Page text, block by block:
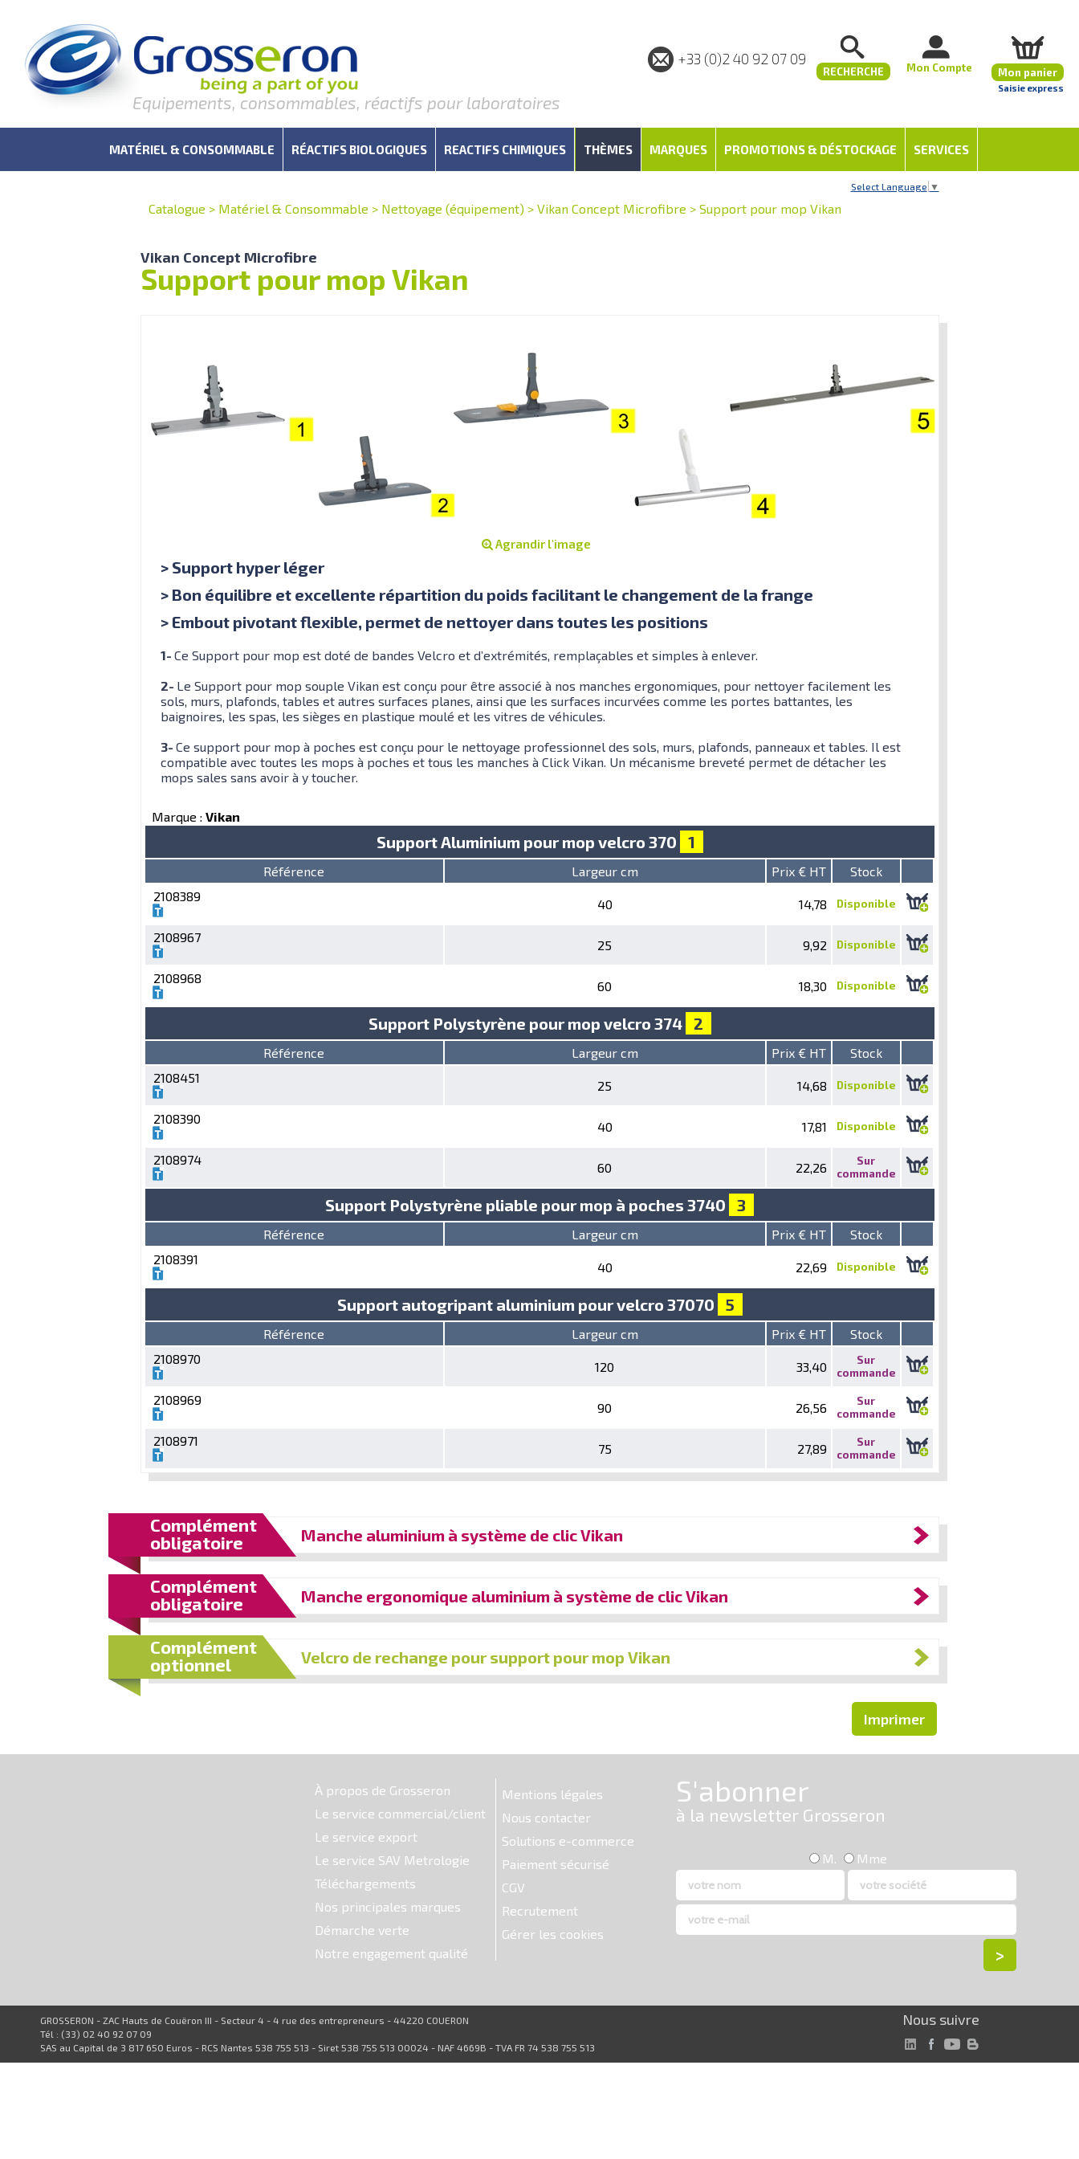
Equipements, consommables, réactifs pour laboratoires
+33 (0)2 40 92 07 09
RECHERCHE Mon Compte Mon panier
Saisie express
MATÉRIEL & CONSOMMABLE RÉACTIFS BIOLOGIQUES REACTIFS CHIMIQUES THÈMES MARQUES PROMOTIONS & DÉSTOCKAGE SERVICES
Select Language ▼
Catalogue > Matériel & Consommable > Nettoyage (équipement) > Vikan Concept Microfibre > Support pour mop Vikan
Vikan Concept Microfibre
Support pour mop Vikan
Agrandir l'image
> Support hyper léger
> Bon équilibre et excellente répartition du poids facilitant le changement de la frange
> Embout pivotant flexible, permet de nettoyer dans toutes les positions
1- Ce Support pour mop est doté de bandes Velcro et d’extrémités, remplaçables et simples à enlever.
2- Le Support pour mop souple Vikan est conçu pour être associé à nos manches ergonomiques, pour nettoyer facilement les
sols, murs, plafonds, tables et autres surfaces planes, ainsi que les surfaces incurvées comme les portes battantes, les
baignoires, les spas, les sièges en plastique moulé et les vitres de véhicules.
3- Ce support pour mop à poches est conçu pour le nettoyage professionnel des sols, murs, plafonds, panneaux et tables. Il est
compatible avec toutes les mops à poches et tous les manches à Click Vikan. Un mécanisme breveté permet de détacher les
mops sales sans avoir à y toucher.
Marque : Vikan
Support Aluminium pour mop velcro 370 1
Référence Largeur cm Prix € HT
Stock
2108389
40 14,78 Disponible
2108967
25 9,92 Disponible
2108968
60 18,30 Disponible
Support Polystyrène pour mop velcro 374 2
Référence Largeur cm Prix € HT
Stock
2108451
25 14,68 Disponible
2108390
40 17,81 Disponible
2108974
60 22,26
Sur
commande
Support Polystyrène pliable pour mop à poches 3740 3
Référence Largeur cm Prix € HT
Stock
2108391
40 22,69 Disponible
Support autogripant aluminium pour velcro 37070 5
Référence Largeur cm Prix € HT
Stock
2108970
120 33,40
Sur
commande
2108969
90 26,56
Sur
commande
2108971
75 27,89
Sur
commande
Complément
obligatoire
Manche aluminium à système de clic Vikan
Complément
obligatoire
Manche ergonomique aluminium à système de clic Vikan
Complément
optionnel
Velcro de rechange pour support pour mop Vikan
Imprimer
À propos de Grosseron
Le service commercial/client
Le service export
Le service SAV Metrologie
Téléchargements
Nos principales marques
Démarche verte
Notre engagement qualité
Mentions légales
Nous contacter
Solutions e-commerce
Paiement sécurisé
CGV
Recrutement
Gérer les cookies
GROSSERON - ZAC Hauts de Couëron III - Secteur 4 - 4 rue des entrepreneurs - 44220 COUERON
Tél : (33) 02 40 92 07 09
SAS au Capital de 3 817 650 Euros - RCS Nantes 538 755 513 - Siret 538 755 513 00024 - NAF 4669B - TVA FR 74 538 755 513
Nous suivre